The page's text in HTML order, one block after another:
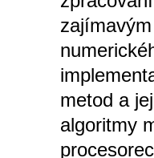
metod a
algoritmy